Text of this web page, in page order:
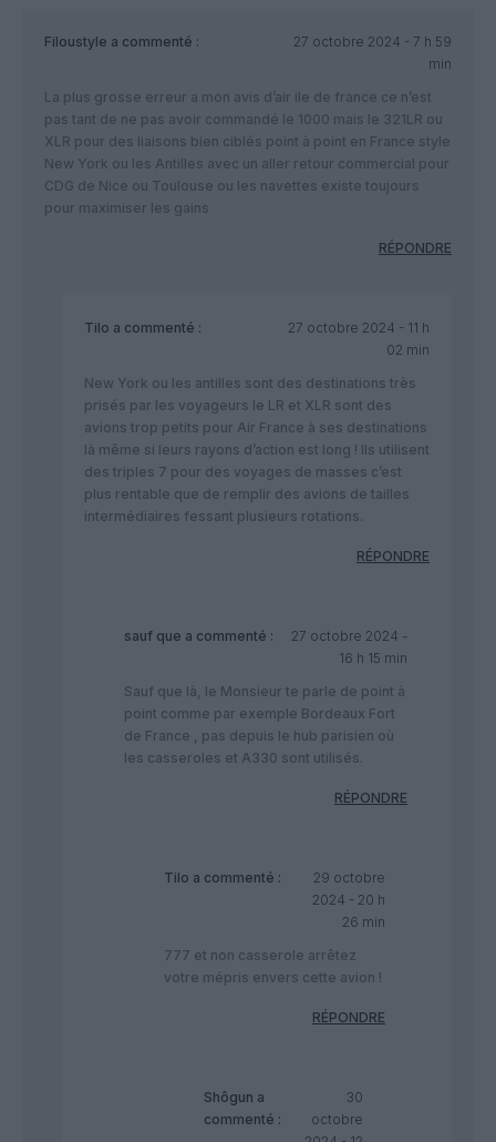
Filoustyle a commenté :
27 octobre 2024 - 7 h 59
min
La plus grosse erreur a mon avis d’air ile de france ce n’est
pas tant de ne pas avoir commandé le 1000 mais le 321LR ou
XLR pour des liaisons bien ciblés point à point en France style
New York ou les Antilles avec un aller retour commercial pour
CDG de Nice ou Toulouse ou les navettes existe toujours
pour maximiser les gains
RÉPONDRE
Tilo a commenté :
27 octobre 2024 - 11 h
02 min
New York ou les antilles sont des destinations très
prisés par les voyageurs le LR et XLR sont des
avions trop petits pour Air France à ses destinations
là même si leurs rayons d’action est long ! Ils utilisent
des triples 7 pour des voyages de masses c’est
plus rentable que de remplir des avions de tailles
intermédiaires fessant plusieurs rotations.
RÉPONDRE
sauf que a commenté :
27 octobre 2024 -
16 h 15 min
Sauf que là, le Monsieur te parle de point à
point comme par exemple Bordeaux Fort
de France , pas depuis le hub parisien où
les casseroles et A330 sont utilisés.
RÉPONDRE
Tilo a commenté :
29 octobre
2024 - 20 h
26 min
777 et non casserole arrêtez
votre mépris envers cette avion !
RÉPONDRE
Shôgun a
commenté :
30
octobre